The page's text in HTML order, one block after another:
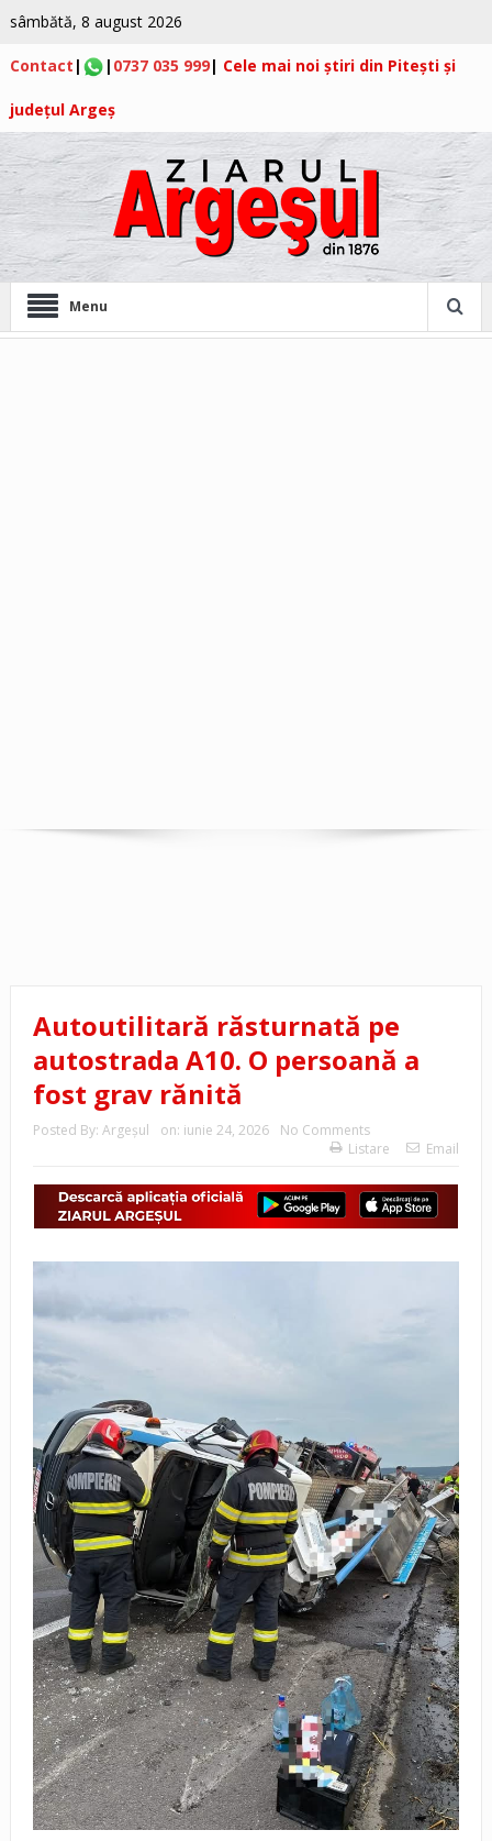
sâmbătă, 8 august 2026
Contact | | 0737 035 999| Cele mai noi știri din Pitești și
județul Argeș
Menu
Autoutilitară răsturnată pe
autostrada A10. O persoană a
fost grav rănită
Posted By: Argeşul on: iunie 24, 2026
No Comments
Listare
Email